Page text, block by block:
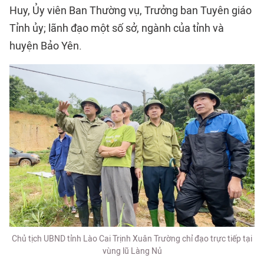
Huy, Ủy viên Ban Thường vụ, Trưởng ban Tuyên giáo
Tỉnh ủy; lãnh đạo một số sở, ngành của tỉnh và
huyện Bảo Yên.
Chủ tịch UBND tỉnh Lào Cai Trịnh Xuân Trường chỉ đạo trực tiếp tại
vùng lũ Làng Nủ